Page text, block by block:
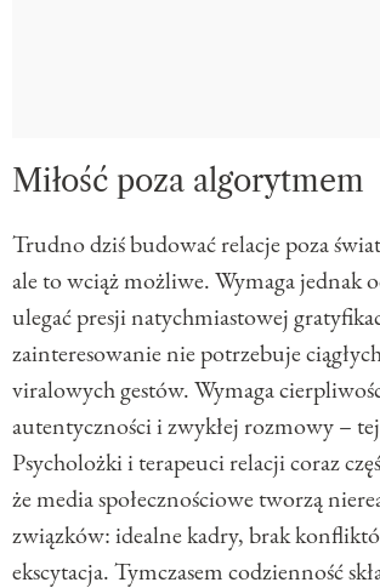
Miłość poza algorytmem
Trudno dziś budować relacje poza
ale to wciąż możliwe. Wymaga jednak
ulegać presji natychmiastowej
zainteresowanie nie potrzebuje
viralowych gestów. Wymaga
autentyczności i zwykłej rozmowy –
Psycholożki i terapeuci relacji coraz
że media społecznościowe tworzą
związków: idealne kadry, brak
ekscytacja. Tymczasem codzienność